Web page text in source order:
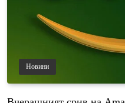
Новини